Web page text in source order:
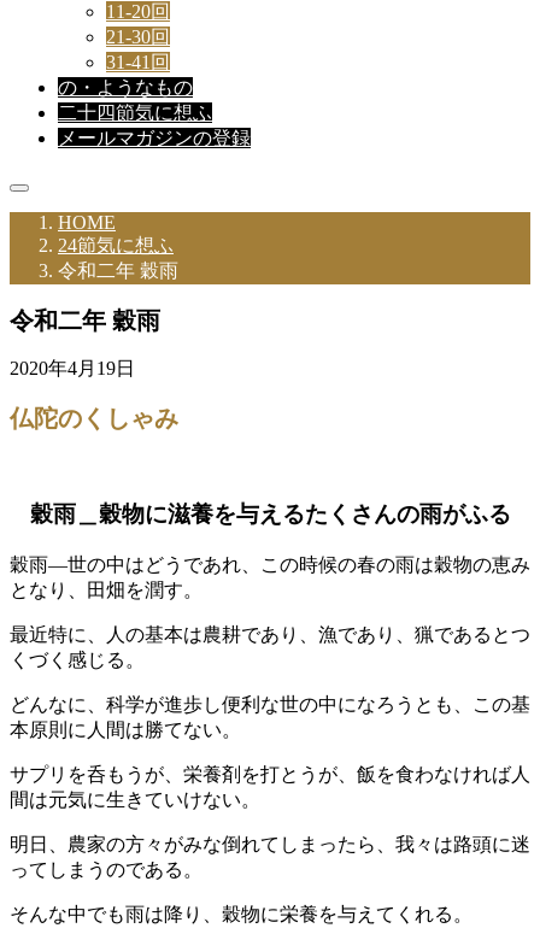
11-20回
21-30回
31-41回
の・ようなもの
二十四節気に想ふ
メールマガジンの登録
HOME
24節気に想ふ
令和二年 穀雨
令和二年 穀雨
2020年4月19日
仏陀のくしゃみ
穀雨＿穀物に滋養を与えるたくさんの雨がふる
穀雨—世の中はどうであれ、この時候の春の雨は穀物の恵み
となり、田畑を潤す。
最近特に、人の基本は農耕であり、漁であり、猟であるとつ
くづく感じる。
どんなに、科学が進歩し便利な世の中になろうとも、この基
本原則に人間は勝てない。
サプリを呑もうが、栄養剤を打とうが、飯を食わなければ人
間は元気に生きていけない。
明日、農家の方々がみな倒れてしまったら、我々は路頭に迷
ってしまうのである。
そんな中でも雨は降り、穀物に栄養を与えてくれる。